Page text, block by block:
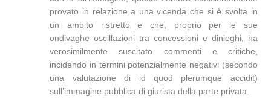
provato in relazione a una vicenda che si è svolta in
un ambito ristretto e che, proprio per le sue
ondivaghe oscillazioni tra concessioni e dinieghi, ha
verosimilmente suscitato commenti e critiche,
incidendo in termini potenzialmente negativi (secondo
una valutazione di id quod plerumque accidit)
sull’immagine pubblica di giurista della parte privata.